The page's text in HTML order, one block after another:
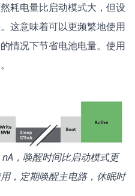
耗电量比启动模式大，但设
这意味着可以更频繁地使用
情况下节省电池电量。使用
，唤醒时间比启动模式更
，定期唤醒主电路，休眠时